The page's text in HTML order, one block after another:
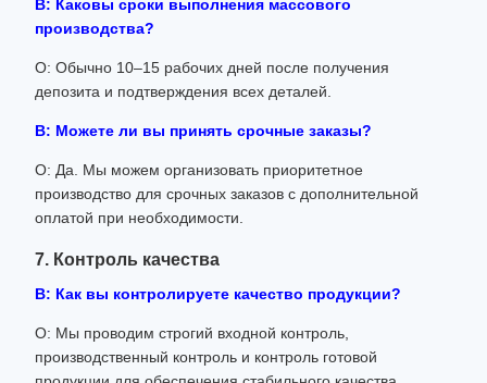
В: Каковы сроки выполнения массового
производства?
О: Обычно 10–15 рабочих дней после получения
депозита и подтверждения всех деталей.
В: Можете ли вы принять срочные заказы?
О: Да. Мы можем организовать приоритетное
производство для срочных заказов с дополнительной
оплатой при необходимости.
7. Контроль качества
В: Как вы контролируете качество продукции?
О: Мы проводим строгий входной контроль,
производственный контроль и контроль готовой